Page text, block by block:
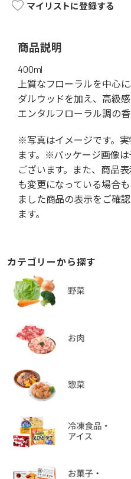
マイリストに登録する
商品説明
400ml
上質なフローラルを中心
ダルウッドを加え、高級
エンタルフローラル調の香
※写真はイメージです。
ます。※パッケージ画像
ございます。また、商品
も変更になっている場合
ました商品の表示をご確
ます。
カテゴリーから探す